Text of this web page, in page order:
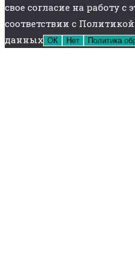
свое согласие на работу
соответствии с
данных ОК Нет Политика